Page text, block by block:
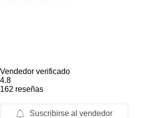
Vendedor verificado
4.8
162 reseñas
Suscribirse al vendedor